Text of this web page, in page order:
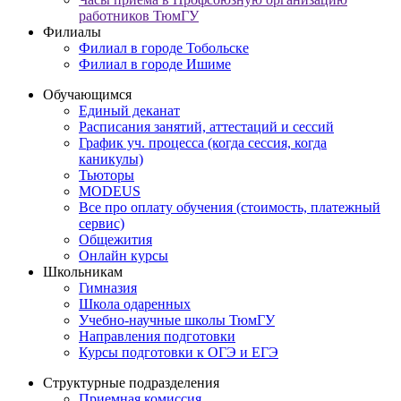
работников ТюмГУ
Филиалы
Филиал в городе Тобольске
Филиал в городе Ишиме
Обучающимся
Единый деканат
Расписания занятий, аттестаций и сессий
График уч. процесса (когда сессия, когда
каникулы)
Тьюторы
MODEUS
Все про оплату обучения (стоимость, платежный
сервис)
Общежития
Онлайн курсы
Школьникам
Гимназия
Школа одаренных
Учебно-научные школы ТюмГУ
Направления подготовки
Курсы подготовки к ОГЭ и ЕГЭ
Структурные подразделения